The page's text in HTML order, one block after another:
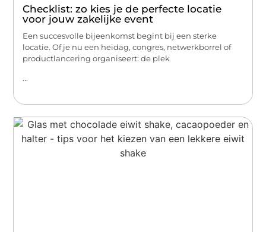
Checklist: zo kies je de perfecte locatie
voor jouw zakelijke event
Een succesvolle bijeenkomst begint bij een sterke
locatie. Of je nu een heidag, congres, netwerkborrel of
productlancering organiseert: de plek
...